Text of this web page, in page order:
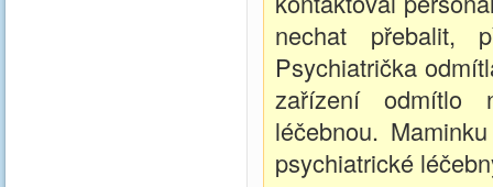
nechat přebalit,
Psychiatrička
zařízení odmítlo
léčebnou.
psychiatrické